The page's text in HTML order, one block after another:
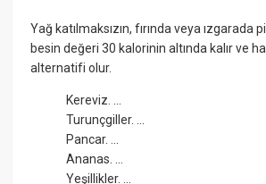
Yağ katılmaksızın, fırında veya ızgarada
besin değeri 30 kalorinin altında kalır ve
alternatifi olur.
Kereviz. ...
Turunçgiller. ...
Pancar. ...
Ananas. ...
Yeşillikler. ...